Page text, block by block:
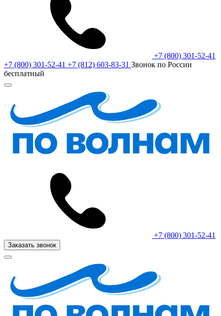
+7 (800) 301-52-41
+7 (800) 301-52-41 +7 (812) 603-83-31 Звонок по России
бесплатный
+7 (800) 301-52-41
Заказать звонок